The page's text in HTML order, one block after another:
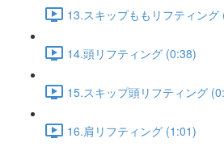
13.スキップももリフティング
14.頭リフティング (0:38)
15.スキップ頭リフティング
16.肩リフティング (1:01)